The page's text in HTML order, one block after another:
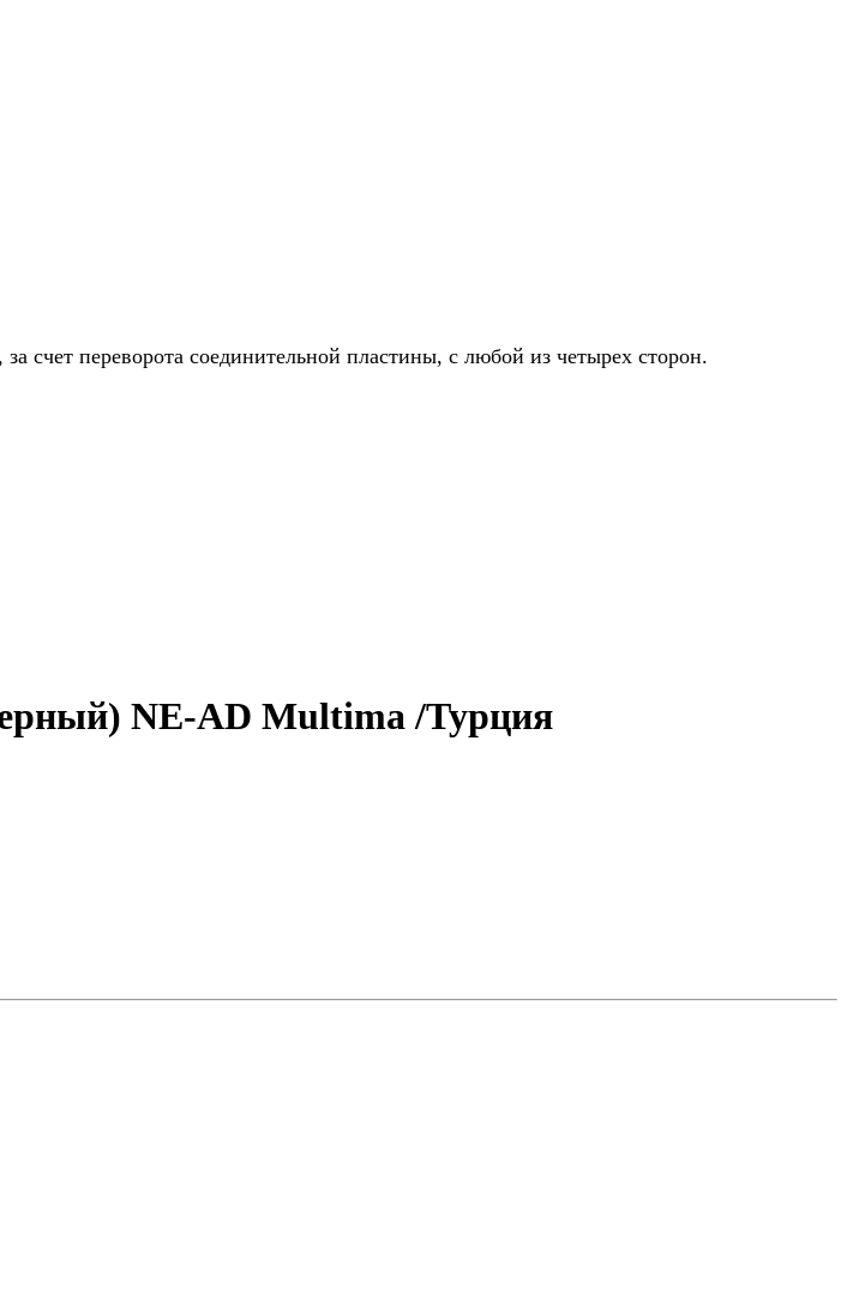
счет переворота соединительной пластины, с любой из четырех сторон.
NE-AD Multima /Турция